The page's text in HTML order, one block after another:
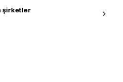
şirketler